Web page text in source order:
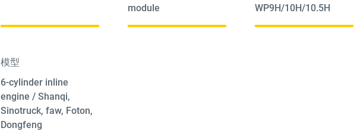
module
WP9H/10H/10.5H
模型
6-cylinder inline
engine / Shanqi,
Sinotruck, faw, Foton,
Dongfeng